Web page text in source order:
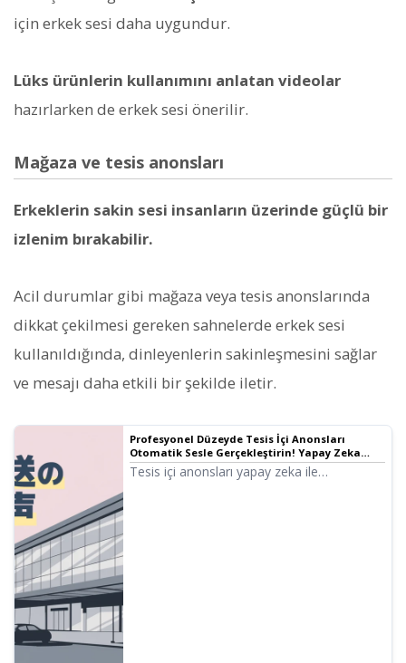
için erkek sesi daha uygundur.
Lüks ürünlerin kullanımını anlatan videolar
hazırlarken de erkek sesi önerilir.
Mağaza ve tesis anonsları
Erkeklerin sakin sesi insanların üzerinde güçlü bir
izlenim bırakabilir.
Acil durumlar gibi mağaza veya tesis anonslarında
dikkat çekilmesi gereken sahnelerde erkek sesi
kullanıldığında, dinleyenlerin sakinleşmesini sağlar
ve mesajı daha etkili bir şekilde iletir.
Profesyonel Düzeyde Tesis İçi Anonsları
Otomatik Sesle Gerçekleştirin! Yapay Zeka
Anons Tam Rehberi
Tesis içi anonsları yapay zeka ile